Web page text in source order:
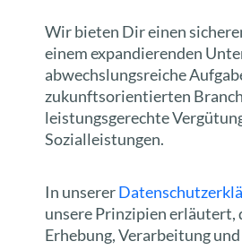
Wir bieten Dir einen
einem expandierenden
abwechslungsreiche
zukunftsorientierten
leistungsgerechte
Sozialleistungen.
In unserer
unsere Prinzipien erläutert,
Erhebung, Verarbeitung